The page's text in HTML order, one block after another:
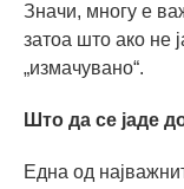
Значи, многу е
затоа што ако не
„измачувано“.
Што да се јаде
Една од